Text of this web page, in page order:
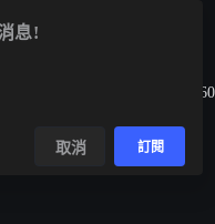
息!
取消 訂閱